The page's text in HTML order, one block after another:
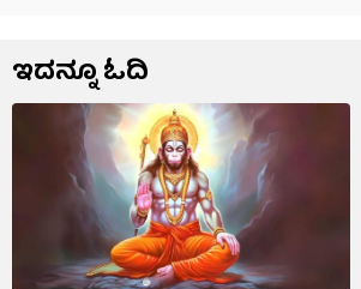
ಇದನ್ನೂ ಓದಿ